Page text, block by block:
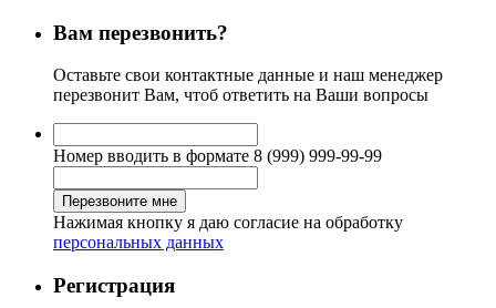
Вам перезвонить?
Оставьте свои контактные данные и наш менеджер
перезвонит Вам, чтоб ответить на Ваши вопросы
Номер вводить в формате 8 (999) 999-99-99
Нажимая кнопку я даю согласие на обработку
персональных данных
Регистрация